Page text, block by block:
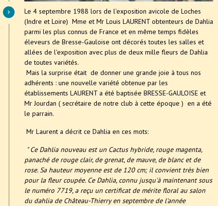
Le 4 septembre 1988 lors de l'exposition avicole de Loches
(Indre et Loire) Mme et Mr Louis LAURENT obtenteurs de Dahlia
parmi les plus connus de France et en même temps fidèles
éleveurs de Bresse-Gauloise ont décorés toutes les salles et
allées de l'exposition avec plus de deux mille fleurs de Dahlia
de toutes variétés.
Mais la surprise était de donner une grande joie à tous nos
adhérents : une nouvelle variété obtenue par les
établissements LAURENT a été baptisée BRESSE-GAULOISE et
Mr Jourdan ( secrétaire de notre club à cette époque ) en a été
le parrain.
Mr Laurent a décrit ce Dahlia en ces mots:
" Ce Dahlia nouveau est un Cactus hybride, rouge magenta,
panaché de rouge clair, de grenat, de mauve, de blanc et de
rose. Sa hauteur moyenne est de 120 cm; il convient très bien
pour la fleur coupée. Ce Dahlia, connu jusqu'à maintenant sous
le numéro 7719, a reçu un certificat de mérite floral au salon
du dahlia de Château-Thierry en septembre de l'année